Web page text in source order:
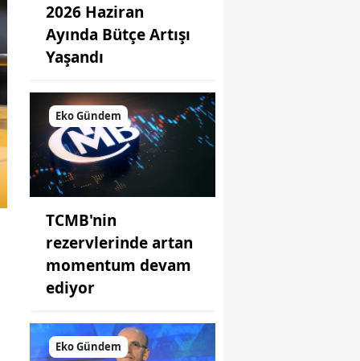
2026 Haziran
Ayında Bütçe Artışı
Yaşandı
Eko Gündem
TCMB'nin
rezervlerinde artan
momentum devam
ediyor
Eko Gündem